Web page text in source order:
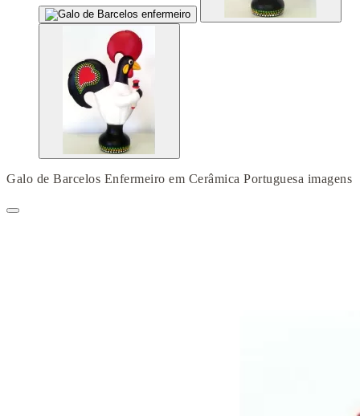
Galo de Barcelos Enfermeiro em Cerâmica Portuguesa imagens